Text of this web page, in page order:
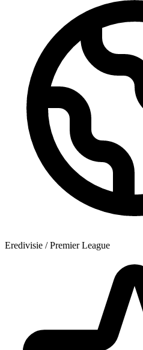
Eredivisie / Premier League